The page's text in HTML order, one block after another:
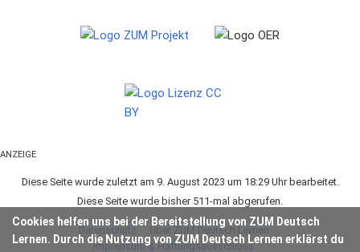
Cookies helfen uns bei der Bereitstellung von ZUM Deutsch
Lernen. Durch die Nutzung von ZUM Deutsch Lernen erklärst du
ANZEIGE
Diese Seite wurde zuletzt am 9. August 2023 um 18:29 Uhr bearbeitet.
Diese Seite wurde bisher 511-mal abgerufen.
Datenschutz
Über ZUM Deutsch Lernen
Impressum & Haftungsausschluss